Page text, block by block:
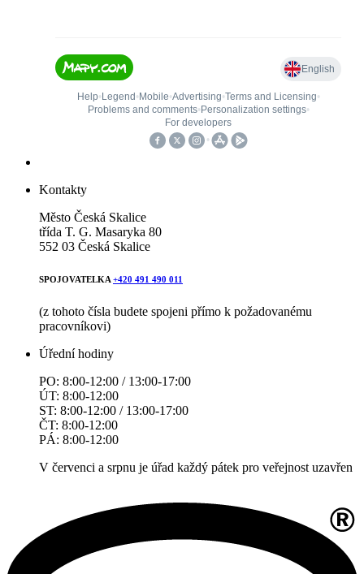
Kontakty
Město Česká Skalice
třída T. G. Masaryka 80
552 03 Česká Skalice
SPOJOVATELKA +420 491 490 011
(z tohoto čísla budete spojeni přímo k požadovanému
pracovníkovi)
Úřední hodiny
PO: 8:00-12:00 / 13:00-17:00
ÚT: 8:00-12:00
ST: 8:00-12:00 / 13:00-17:00
ČT: 8:00-12:00
PÁ: 8:00-12:00
V červenci a srpnu je úřad každý pátek pro veřejnost uzavřen